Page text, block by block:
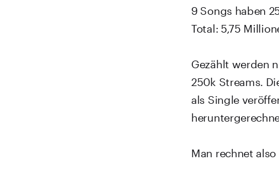
9 Songs haben
Total: 5,75
Gezählt werden
250k Streams.
als Single
Man rechnet also